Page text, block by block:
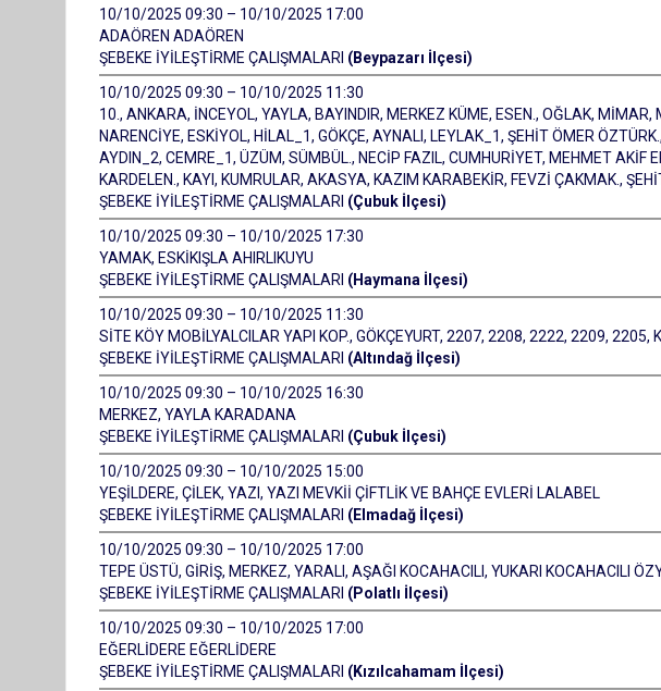
10/10/2025 09:30 – 10/10/2025 17:00
ADAÖREN ADAÖREN
ŞEBEKE İYİLEŞTİRME ÇALIŞMALARI (Beypazarı İlçesi)
10/10/2025 09:30 – 10/10/2025 11:30
10., ANKARA, İNCEYOL, YAYLA, BAYINDIR, MERKEZ KÜME, ESEN., OĞLAK, MİMAR,
NARENCİYE, ESKİYOL, HİLAL_1, GÖKÇE, AYNALI, LEYLAK_1, ŞEHİT ÖMER
AYDIN_2, CEMRE_1, ÜZÜM, SÜMBÜL., NECİP FAZIL, CUMHURİYET, MEHMET AKİF
KARDELEN., KAYI, KUMRULAR, AKASYA, KAZIM KARABEKİR, FEVZİ ÇAKMAK.,
ŞEBEKE İYİLEŞTİRME ÇALIŞMALARI (Çubuk İlçesi)
10/10/2025 09:30 – 10/10/2025 17:30
YAMAK, ESKİKIŞLA AHIRLIKUYU
ŞEBEKE İYİLEŞTİRME ÇALIŞMALARI (Haymana İlçesi)
10/10/2025 09:30 – 10/10/2025 11:30
SİTE KÖY MOBİLYALCILAR YAPI KOP., GÖKÇEYURT, 2207, 2208, 2222, 2209, 2205,
ŞEBEKE İYİLEŞTİRME ÇALIŞMALARI (Altındağ İlçesi)
10/10/2025 09:30 – 10/10/2025 16:30
MERKEZ, YAYLA KARADANA
ŞEBEKE İYİLEŞTİRME ÇALIŞMALARI (Çubuk İlçesi)
10/10/2025 09:30 – 10/10/2025 15:00
YEŞİLDERE, ÇİLEK, YAZI, YAZI MEVKİİ ÇİFTLİK VE BAHÇE EVLERİ LALABEL
ŞEBEKE İYİLEŞTİRME ÇALIŞMALARI (Elmadağ İlçesi)
10/10/2025 09:30 – 10/10/2025 17:00
TEPE ÜSTÜ, GİRİŞ, MERKEZ, YARALI, AŞAĞI KOCAHACILI, YUKARI KOCAHACILI
ŞEBEKE İYİLEŞTİRME ÇALIŞMALARI (Polatlı İlçesi)
10/10/2025 09:30 – 10/10/2025 17:00
EĞERLİDERE EĞERLİDERE
ŞEBEKE İYİLEŞTİRME ÇALIŞMALARI (Kızılcahamam İlçesi)